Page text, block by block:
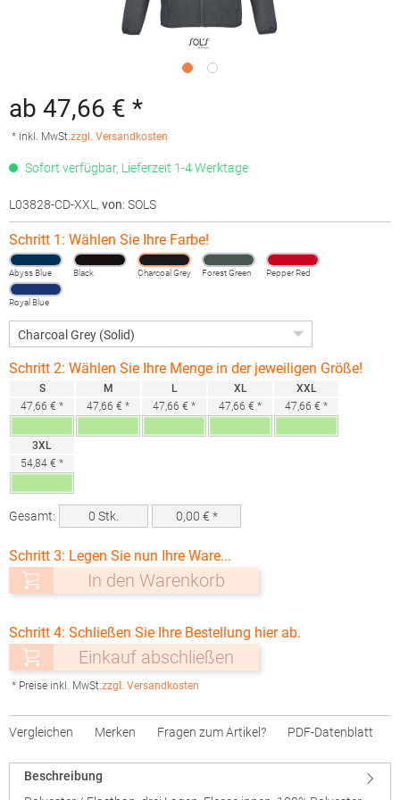
ab 47,66 € *
* inkl. MwSt.zzgl. Versandkosten
Sofort verfügbar, Lieferzeit 1-4 Werktage
L03828-CD-XXL , von: SOLS
Schritt 1: Wählen Sie Ihre Farbe!
Abyss Blue Black
Charcoal Grey
(Solid)
Forest Green Pepper Red
Royal Blue
Schritt 2: Wählen Sie Ihre Menge in der jeweiligen Größe!
S
47,66 € *
M
47,66 € *
L
47,66 € *
XL
47,66 € *
XXL
47,66 € *
3XL
54,84 € *
Gesamt: 0 Stk. 0,00 € *
Schritt 3: Legen Sie nun Ihre Ware...
In den Warenkorb
Schritt 4: Schließen Sie Ihre Bestellung hier ab.
Einkauf abschließen
* Preise inkl. MwSt.zzgl. Versandkosten
Vergleichen Merken Fragen zum Artikel? PDF-Datenblatt
Beschreibung